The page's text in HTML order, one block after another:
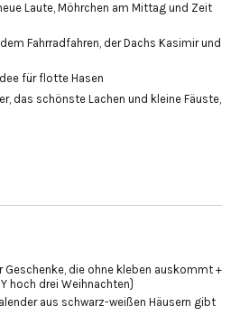
Laute, Möhrchen am Mittag und Zeit
Fahrradfahren, der Dachs Kasimir und
für flotte Hasen
das schönste Lachen und kleine Fäuste,
Geschenke, die ohne kleben auskommt +
hoch drei Weihnachten}
aus schwarz-weißen Häusern gibt